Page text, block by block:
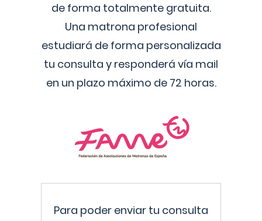
de forma totalmente gratuita.
Una matrona profesional
estudiará de forma personalizada
tu consulta y responderá vía mail
en un plazo máximo de 72 horas.
Para poder enviar tu consulta